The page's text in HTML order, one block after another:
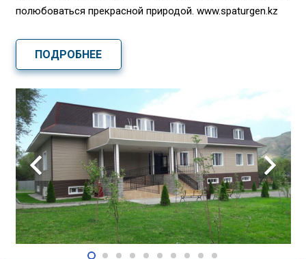
полюбоваться прекрасной природой. www.spaturgen.kz
ПОДРОБНЕЕ